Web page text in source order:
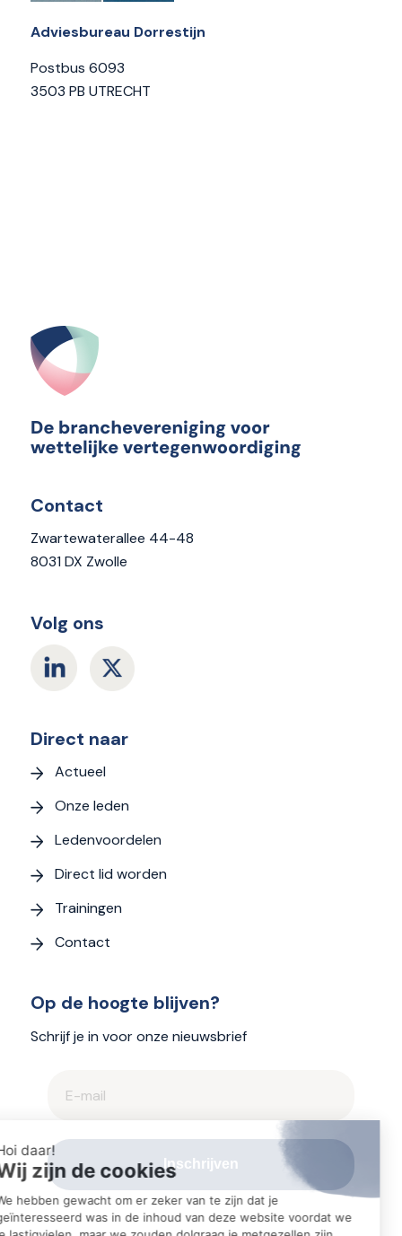
Adviesbureau Dorrestijn
Postbus 6093
3503 PB UTRECHT
Contact
Zwartewaterallee 44-48
8031 DX Zwolle
Volg ons
Direct naar
Actueel
Onze leden
Ledenvoordelen
Direct lid worden
Trainingen
Contact
Op de hoogte blijven?
Schrijf je in voor onze nieuwsbrief